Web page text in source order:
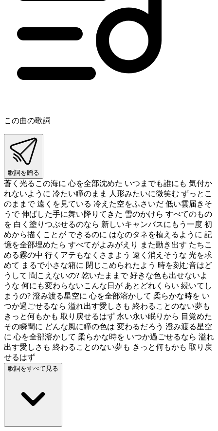
この曲の歌詞
歌詞を贈る
蒼く光るこの海に 心を全部沈めた いつまでも誰にも 気付か
れないように 冷たい瞳のまま 人形みたいに微笑む ずっとこ
のままで 遠くを見ている 冷えた空をふさいだ 低い雲届きそ
うで 伸ばした手に舞い降りてきた 雪のかけら すべてのもの
を 白く塗りつぶせるのなら 新しいキャンバスにもう一度 初
めから描くことが できるのに はなのタネを植えるように 記
憶を全部埋めたら すべてがよみがえり また動き出す たちこ
める霧の中 行くアテもなくさまよう 遠く消えそうな 光を求
めて まるで小さな箱に 閉じこめられたよう 時を刻む音はど
うして 聞こえないの? 乾いたままで 好きな色も出せないよ
うな 何にも変わらないこんな日が あとどれくらい 続いてし
まうの? 澄み渡る星空に 心を全部溶かして 柔らかな時を い
つか過ごせるなら 溢れ出す愛しさも 終わることのない夢も
きっと何もかも 取り戻せるはず 永い永い眠りから 目覚めた
その瞬間に どんな風に瞳の色は 変わるだろう 澄み渡る星空
に 心を全部溶かして 柔らかな時を いつか過ごせるなら 溢れ
出す愛しさも 終わることのない夢も きっと何もかも 取り戻
せるはず
歌詞をすべて見る